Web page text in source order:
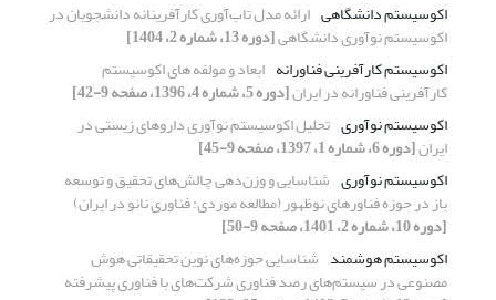
اکوسیستم دانشگاهی ارائه مدل تاب‌آوری کارآفرینانه دانشجویان در
اکوسیستم نوآوری دانشگاهی[دوره 13، شماره 2، 1404]
اکوسیستم کارآفرینی فناورانه ابعاد و مولفه های اکوسیستم
کارآفرینی فناورانه در ایران[دوره 5، شماره 4، 1396، صفحه 9-42]
اکوسیستم نوآوری تحلیل اکوسیستم نوآوری داروهای زیستی در
ایران[دوره 6، شماره 1، 1397، صفحه 9-45]
اکوسیستم نوآوری شناسایی و وزن‌دهی چالش‌های تحقیق ‌و‌ توسعه
باز در حوزه فناورهای نوظهور (مطالعه موردی: فناوری نانو در ایران)
[دوره 10، شماره 2، 1401، صفحه 9-50]
اکوسیستم هوشمند شناسایی حوزه‌های نوین تحقیقاتی هوش
مصنوعی در سیستم‌های رصد فناوری شرکت‌های با فناوری پیشرفته